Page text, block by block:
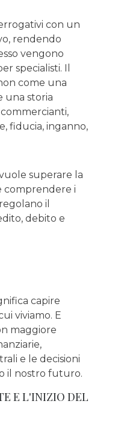
con un
rendendo
vengono
specialisti. Il
come una
una storia
fiducia, inganno,
superare la
comprendere i
il
debito e
capire
viviamo. E
maggiore
e le decisioni
il nostro futuro.
E L'INIZIO DEL